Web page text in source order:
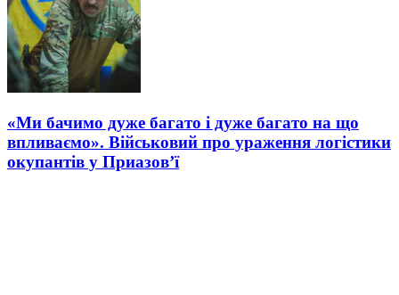
«Ми бачимо дуже багато і дуже багато на що
впливаємо». Військовий про ураження логістики
окупантів у Приазов’ї